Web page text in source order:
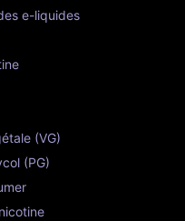
e-liquides
(VG)
(PG)